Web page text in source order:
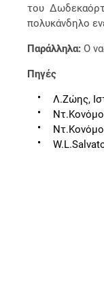
του
πολυκάνδηλο
Παράλληλα: Ο
Πηγές
Λ.Ζώης,